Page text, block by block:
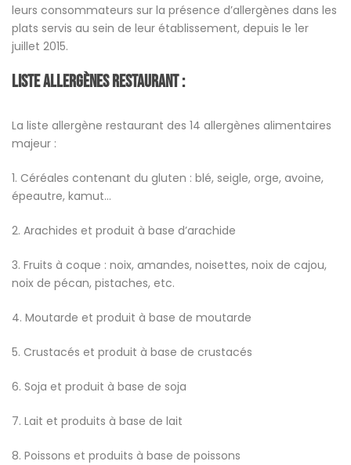
leurs consommateurs sur la présence d’allergènes dans les
plats servis au sein de leur établissement, depuis le 1er
juillet 2015.
Liste Allergènes restaurant:
La liste allergène restaurant des 14 allergènes alimentaires
majeur :
1. Céréales contenant du gluten : blé, seigle, orge, avoine,
épeautre, kamut…
2. Arachides et produit à base d’arachide
3. Fruits à coque : noix, amandes, noisettes, noix de cajou,
noix de pécan, pistaches, etc.
4. Moutarde et produit à base de moutarde
5. Crustacés et produit à base de crustacés
6. Soja et produit à base de soja
7. Lait et produits à base de lait
8. Poissons et produits à base de poissons